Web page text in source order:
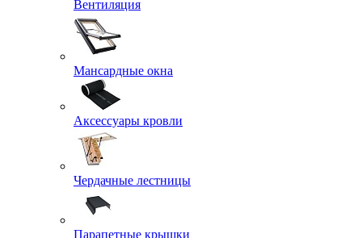
Вентиляция
Мансардные окна
Аксессуары кровли
Чердачные лестницы
Парапетные крышки